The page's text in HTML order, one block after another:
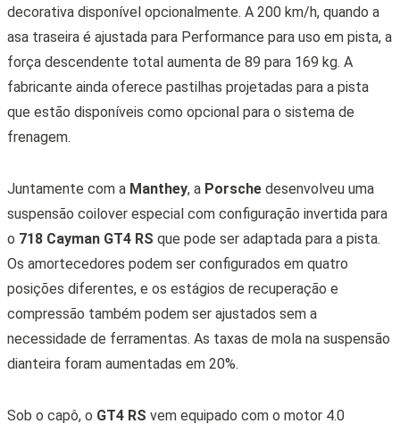
decorativa disponível opcionalmente. A 200 km/h, quando a
asa traseira é ajustada para Performance para uso em pista, a
força descendente total aumenta de 89 para 169 kg. A
fabricante ainda oferece pastilhas projetadas para a pista
que estão disponíveis como opcional para o sistema de
frenagem.
Juntamente com a Manthey, a Porsche desenvolveu uma
suspensão coilover especial com configuração invertida para
o 718 Cayman GT4 RS que pode ser adaptada para a pista.
Os amortecedores podem ser configurados em quatro
posições diferentes, e os estágios de recuperação e
compressão também podem ser ajustados sem a
necessidade de ferramentas. As taxas de mola na suspensão
dianteira foram aumentadas em 20%.
Sob o capô, o GT4 RS vem equipado com o motor 4.0